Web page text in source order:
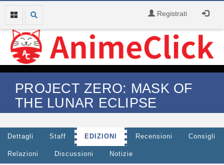
Registrati
PROJECT ZERO: MASK OF
THE LUNAR ECLIPSE
Dettagli Staff EDIZIONI Recensioni Consigli
Relazioni Discussioni Notizie